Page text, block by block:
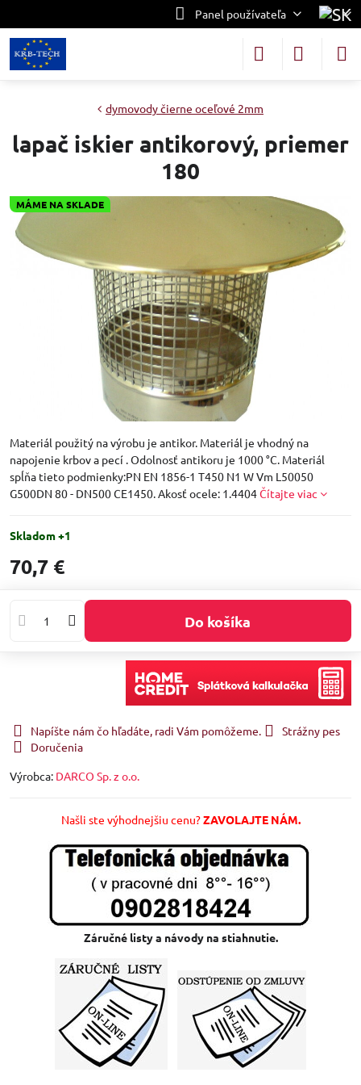
Panel používateľa
MÁME NA SKLADE
dymovody čierne oceľové 2mm
lapač iskier antikorový, priemer
180
Materiál použitý na výrobu je antikor. Materiál je vhodný na
napojenie krbov a pecí . Odolnosť antikoru je 1000 °C. Materiál
spĺňa tieto podmienky:PN EN 1856-1 T450 N1 W Vm L50050
G500DN 80 - DN500 CE1450. Akosť ocele: 1.4404Čítajte viac
Skladom +1
70,7 €
Do košíka
Napíšte nám čo hľadáte, radi Vám pomôžeme.
Strážny pes
Doručenia
Výrobca: DARCO Sp. z o.o.
Našli ste výhodnejšiu cenu?ZAVOLAJTE NÁM.
Záručné listy a návody na stiahnutie.